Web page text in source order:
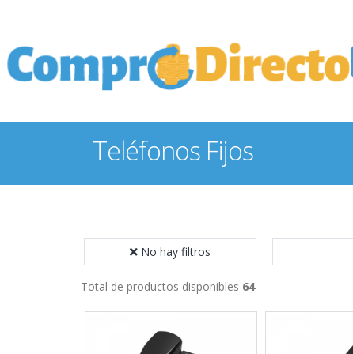
Teléfonos Fijos
No hay filtros
Total de productos disponibles 64